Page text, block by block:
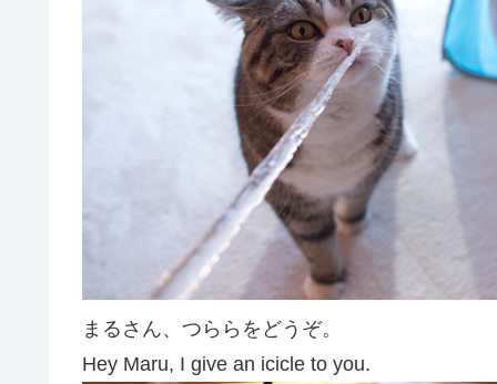
まるさん、つららをどうぞ。
Hey Maru, I give an icicle to you.